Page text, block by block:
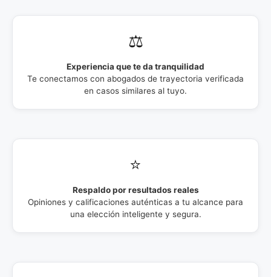
⚖️
Experiencia que te da tranquilidad
Te conectamos con abogados de trayectoria verificada
en casos similares al tuyo.
⭐
Respaldo por resultados reales
Opiniones y calificaciones auténticas a tu alcance para
una elección inteligente y segura.